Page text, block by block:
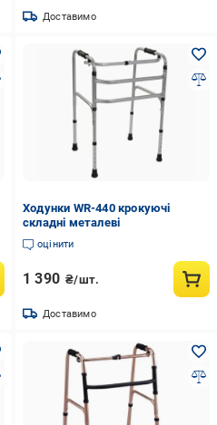
Доставимо
Ходунки WR-440 крокуючі
складні металеві
оцінити
1 390 ₴/шт.
Доставимо